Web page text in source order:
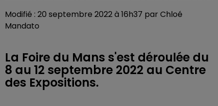
Modifié : 20 septembre 2022 à 16h37 par Chloé
Mandato
La Foire du Mans s'est déroulée du
8 au 12 septembre 2022 au Centre
des Expositions.